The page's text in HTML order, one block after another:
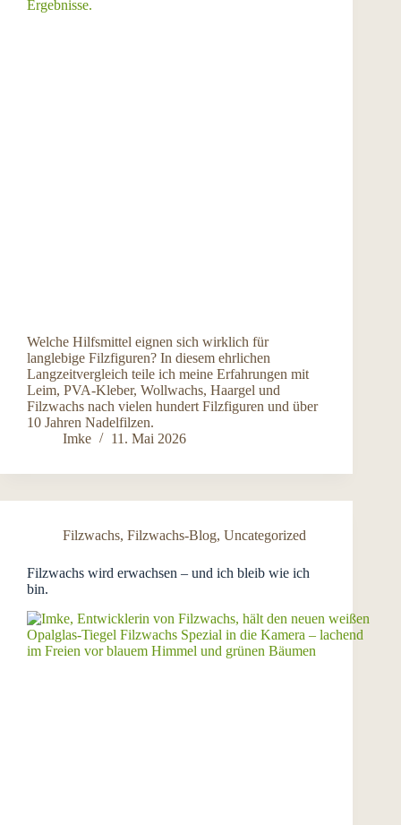
Welche Hilfsmittel eignen sich wirklich für
langlebige Filzfiguren? In diesem ehrlichen
Langzeitvergleich teile ich meine Erfahrungen mit
Leim, PVA-Kleber, Wollwachs, Haargel und
Filzwachs nach vielen hundert Filzfiguren und über
10 Jahren Nadelfilzen.
Imke
11. Mai 2026
Filzwachs, Filzwachs-Blog, Uncategorized
Filzwachs wird erwachsen – und ich bleib wie ich
bin.